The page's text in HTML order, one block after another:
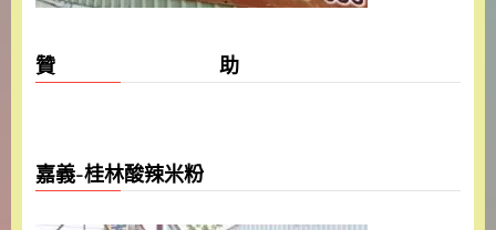
贊 助
嘉義-桂林酸辣米粉